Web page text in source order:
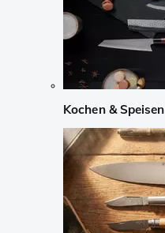
Kochen & Speisen